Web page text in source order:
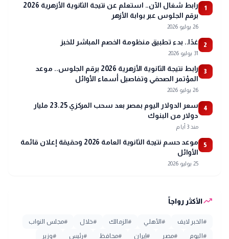
1
رابط شغال الآن.. استعلم عن نتيجة الثانوية الأزهرية 2026
برقم الجلوس عبر بوابة الأزهر
26 يوليو 2026
2 غدًا.. بدء تطبيق منظومة الخصم المباشر للخبز
31 يوليو 2026
3
رابط نتيجة الثانوية الأزهرية 2026 برقم الجلوس.. موعد
المؤتمر الصحفي وتفاصيل أسماء الأوائل
26 يوليو 2026
4
سعر الدولار اليوم بمصر بعد سحب المركزي 23.25 مليار
دولار من البنوك
منذ 3 أيام
5
موعد حسم نتيجة الثانوية العامة 2026 وحقيقة إعلان قائمة
الأوائل
25 يوليو 2026
trending_upالأكثر رواجاً
# الخبر لايف #الأهلي #الزمالك #خلال #مجلس النواب
# اليوم #مصر #إيران #محافظ #رئيس #وزير